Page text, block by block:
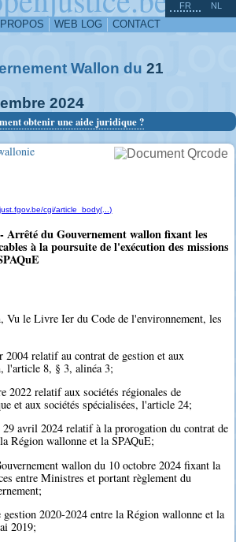
WEB LOG CONTACT
FR NL
Wallon du 21
2024
obtenir une aide juridique ?
cgi/article_body(...)
Arrêté du Gouvernement wallon fixant les
à la poursuite de l'exécution des missions
Vu le Livre Ier du Code de l'environnement, les
relatif au contrat de gestion et aux
l'article 8, § 3, alinéa 3;
2022 relatif aux sociétés régionales de
et aux sociétés spécialisées, l'article 24;
avril 2024 relatif à la prorogation du contrat de
Région wallonne et la SPAQuE;
wallon du 10 octobre 2024 fixant la
entre Ministres et portant règlement du
2020-2024 entre la Région wallonne et la
2019;
^